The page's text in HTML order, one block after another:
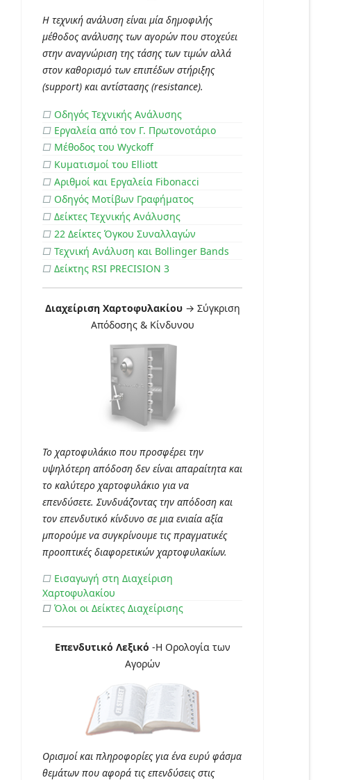
Η τεχνική ανάλυση είναι μία δημοφιλής
μέθοδος ανάλυσης των αγορών που στοχεύει
στην αναγνώριση της τάσης των τιμών αλλά
στον καθορισμό των επιπέδων στήριξης
(support) και αντίστασης (resistance).
□ Οδηγός Τεχνικής Ανάλυσης
□ Εργαλεία από τον Γ. Πρωτονοτάριο
□ Μέθοδος του Wyckoff
□ Κυματισμοί του Elliott
□ Αριθμοί και Εργαλεία Fibonacci
□ Οδηγός Μοτίβων Γραφήματος
□ Δείκτες Τεχνικής Ανάλυσης
□ 22 Δείκτες Όγκου Συναλλαγών
□ Τεχνική Ανάλυση και Bollinger Bands
□ Δείκτης RSI PRECISION 3
Διαχείριση Χαρτοφυλακίου→ Σύγκριση
Απόδοσης & Κίνδυνου
Το χαρτοφυλάκιο που προσφέρει την
υψηλότερη απόδοση δεν είναι απαραίτητα και
το καλύτερο χαρτοφυλάκιο για να
επενδύσετε. Συνδυάζοντας την απόδοση και
τον επενδυτικό κίνδυνο σε μια ενιαία αξία
μπορούμε να συγκρίνουμε τις πραγματικές
προοπτικές διαφορετικών χαρτοφυλακίων.
□ Εισαγωγή στη Διαχείριση
Χαρτοφυλακίου
□ Όλοι οι Δείκτες Διαχείρισης
Επενδυτικό Λεξικό -Η Ορολογία των
Αγορών
Ορισμοί και πληροφορίες για ένα ευρύ φάσμα
θεμάτων που αφορά τις επενδύσεις στις